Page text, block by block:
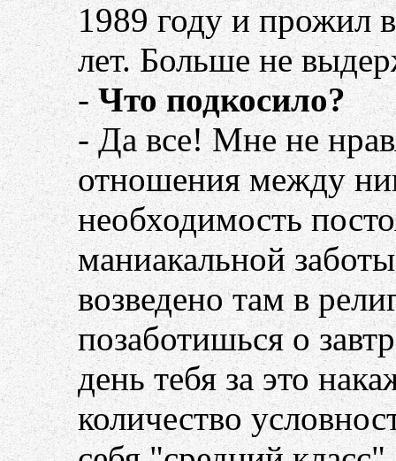
1989 году и прожил
лет. Больше не
-Что подкосило?
- Да все! Мне не
отношения между
необходимость
маниакальной
возведено там в
позаботишься о
день тебя за это
количество